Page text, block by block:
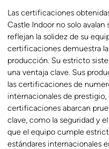
Las certificaciones
Castle Indoor no solo
reflejan la solidez de su
certificaciones demuestra
producción. Su estricto
una ventaja clave. Sus
las certificaciones de
internacionales de prestigio,
certificaciones abarcan
clave, como la seguridad y
que el equipo cumple
estándares internacionales